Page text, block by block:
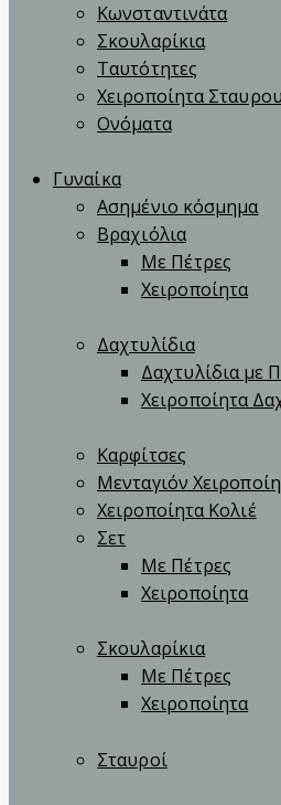
Κωνσταντινάτα
Σκουλαρίκια
Ταυτότητες
Χειροποίητα
Ονόματα
Γυναίκα
Ασημένιο κόσμημα
Βραχιόλια
Με Πέτρες
Χειροποίητα
Δαχτυλίδια
Δαχτυλίδια με
Χειροποίητα
Καρφίτσες
Μενταγιόν
Χειροποίητα Κολιέ
Σετ
Με Πέτρες
Χειροποίητα
Σκουλαρίκια
Με Πέτρες
Χειροποίητα
Σταυροί